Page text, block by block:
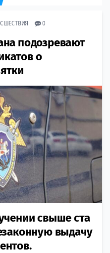
0
подозревают
о
свыше ста
выдачу